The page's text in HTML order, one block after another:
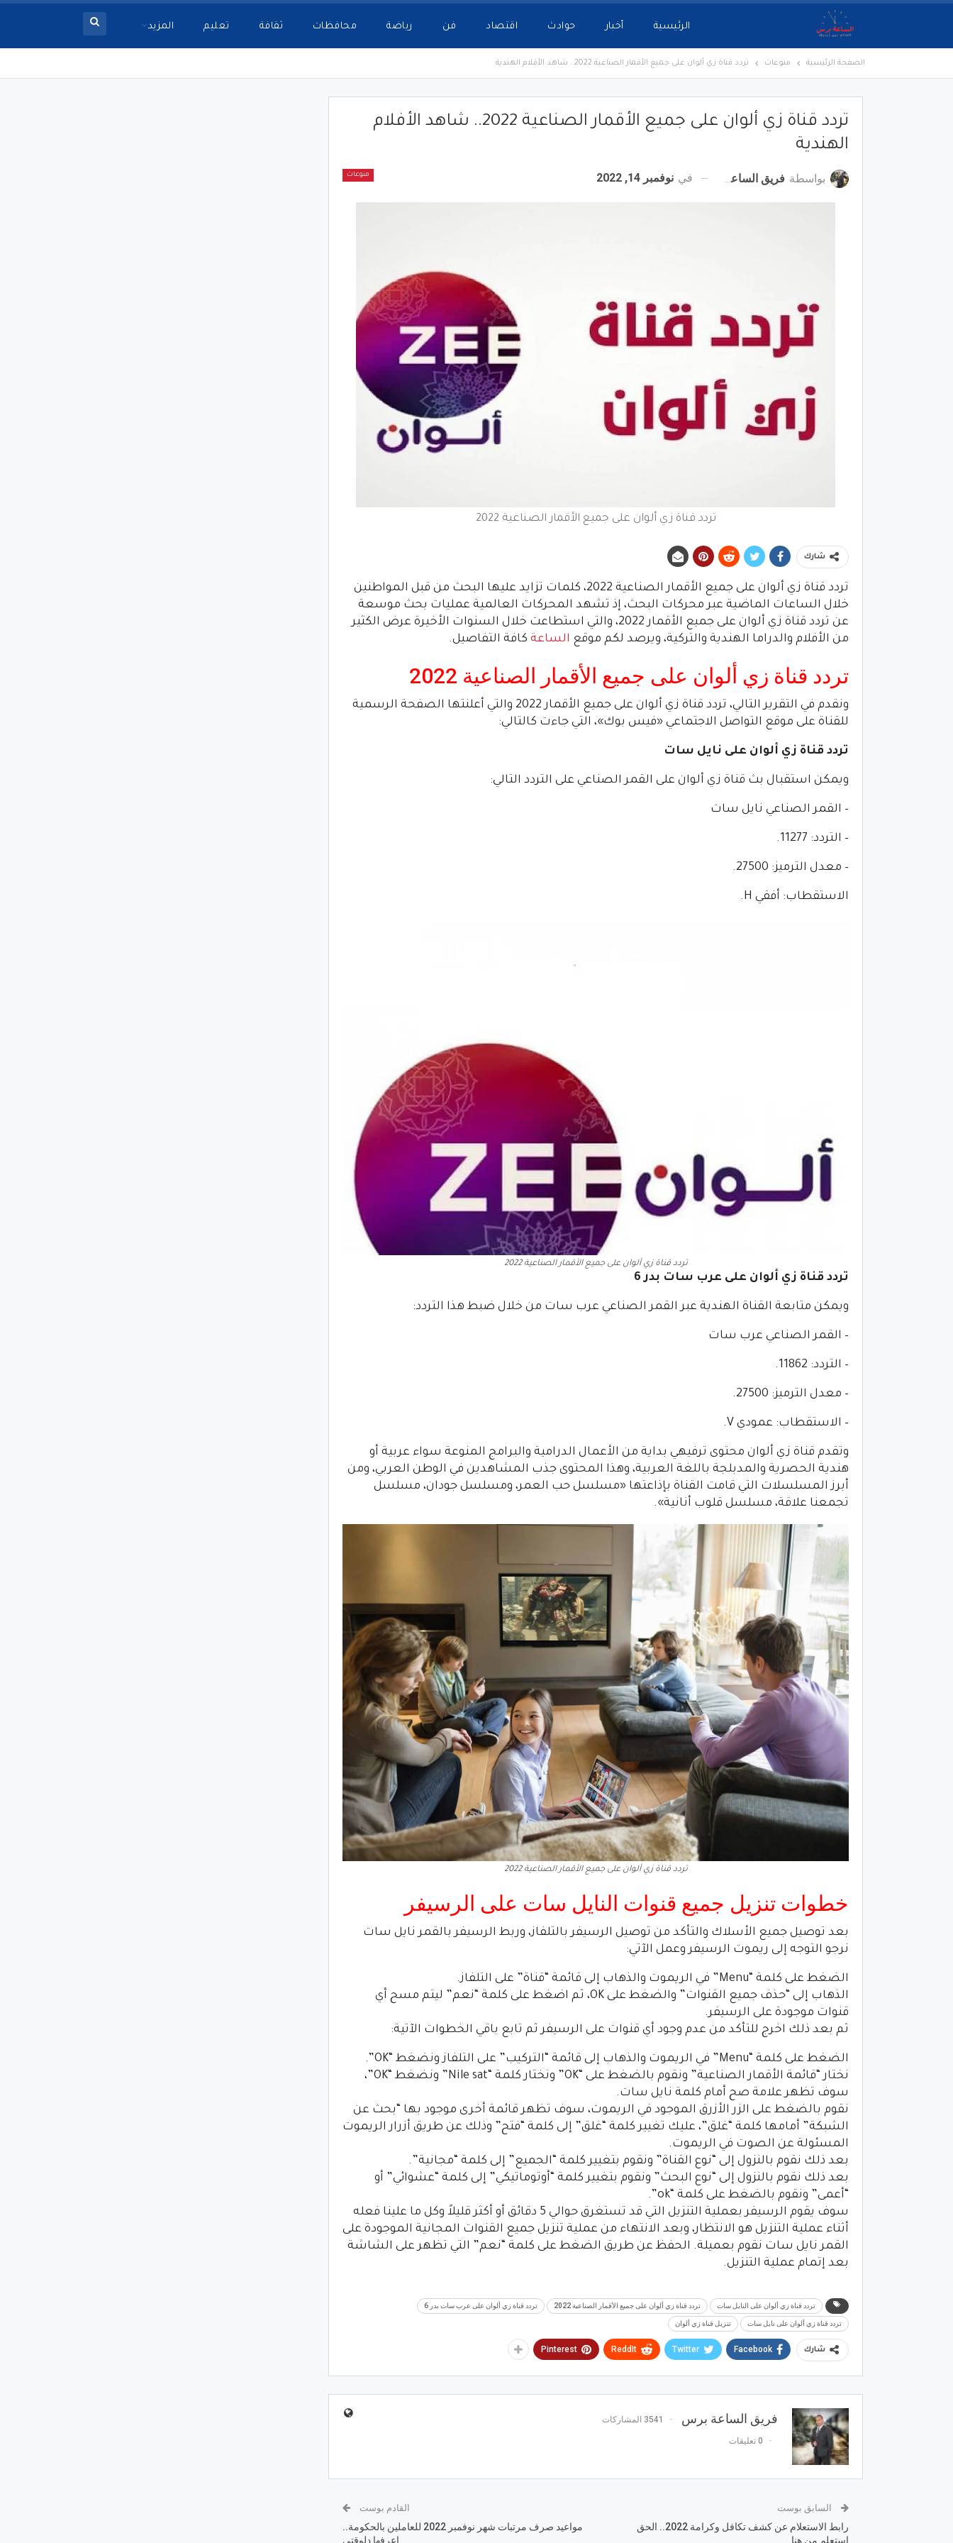
الرئيسية أخبار حوادث اقتصاد فن رياضة محافظات ثقافة تعليم المزيد
الصفحة الرئيسية منوعات تردد قناة زي ألوان على جميع الأقمار الصناعية 2022.. شاهد الأفلام الهندية
تردد قناة زي ألوان على جميع الأقمار الصناعية 2022.. شاهد الأفلام
الهندية
منوعات بواسطة فريق الساعة برس في نوفمبر 14, 2022
تردد قناة زي ألوان على جميع الأقمار الصناعية 2022
شارك
تردد قناة زي ألوان على جميع الأقمار الصناعية 2022، كلمات تزايد عليها البحث من قبل المواطنين
خلال الساعات الماضية عبر محركات البحث، إذ تشهد المحركات العالمية عمليات بحث موسعة
عن تردد قناة زي ألوان على جميع الأقمار 2022، والتي استطاعت خلال السنوات الأخيرة عرض الكثير
من الأفلام والدراما الهندية والتركية، ويرصد لكم موقع الساعة كافة التفاصيل.
تردد قناة زي ألوان على جميع الأقمار الصناعية 2022
ونقدم في التقرير التالي، تردد قناة زي ألوان على جميع الأقمار 2022 والتي أعلنتها الصفحة الرسمية
للقناة على موقع التواصل الاجتماعي «فيس بوك»، التي جاءت كالتالي:
تردد قناة زي ألوان على نايل سات
ويمكن استقبال بث قناة زي ألوان على القمر الصناعي على التردد التالي:
– القمر الصناعي نايل سات
– التردد: 11277.
– معدل الترميز: 27500.
الاستقطاب: أفقي H.
تردد قناة زي ألوان على جميع الأقمار الصناعية 2022
تردد قناة زي ألوان على عرب سات بدر 6
ويمكن متابعة القناة الهندية عبر القمر الصناعي عرب سات من خلال ضبط هذا التردد:
– القمر الصناعي عرب سات
– التردد: 11862.
– معدل الترميز: 27500.
– الاستقطاب: عمودي V.
وتقدم قناة زي ألوان محتوى ترفيهي بداية من الأعمال الدرامية والبرامج المنوعة سواء عربية أو
هندية الحصرية والمدبلجة باللغة العربية، وهذا المحتوى جذب المشاهدين في الوطن العربي، ومن
أبرز المسلسلات التي قامت القناة بإذاعتها «مسلسل حب العمر، ومسلسل جودان، مسلسل
تجمعنا علاقة، مسلسل قلوب أنانية».
تردد قناة زي ألوان على جميع الأقمار الصناعية 2022
خطوات تنزيل جميع قنوات النايل سات على الرسيفر
بعد توصيل جميع الأسلاك والتأكد من توصيل الرسيفر بالتلفاز، وربط الرسيفر بالقمر نايل سات
نرجو التوجه إلى ريموت الرسيفر وعمل الآتي:
الضغط على كلمة “Menu” في الريموت والذهاب إلى قائمة “قناة” على التلفاز.
الذهاب إلى “حذف جميع القنوات” والضغط على OK، ثم اضغط على كلمة “نعم” ليتم مسح أي
قنوات موجودة على الرسيفر.
ثم بعد ذلك اخرج للتأكد من عدم وجود أي قنوات على الرسيفر ثم تابع باقي الخطوات الآتية:
الضغط على كلمة “Menu” في الريموت والذهاب إلى قائمة “التركيب” على التلفاز ونضغط “OK”.
نختار “قائمة الأقمار الصناعية” ونقوم بالضغط على “OK” ونختار كلمة “Nile sat” ونضغط “OK”،
سوف تظهر علامة صح أمام كلمة نايل سات.
نقوم بالضغط على الزر الأزرق الموجود في الريموت، سوف تظهر قائمة أخرى موجود بها “بحث عن
الشبكة” أمامها كلمة “غلق”، عليك تغيير كلمة “غلق” إلى كلمة “فتح” وذلك عن طريق أزرار الريموت
المسئولة عن الصوت في الريموت.
بعد ذلك نقوم بالنزول إلى “نوع القناة” ونقوم بتغيير كلمة “الجميع” إلى كلمة “مجانية”.
بعد ذلك نقوم بالنزول إلى “نوع البحث” ونقوم بتغيير كلمة “أوتوماتيكي” إلى كلمة “عشوائي” أو
“أعمى” ونقوم بالضغط على كلمة “ok”.
سوف يقوم الرسيفر بعملية التنزيل التي قد تستغرق حوالي 5 دقائق أو أكثر قليلاً وكل ما علينا فعله
أثناء عملية التنزيل هو الانتظار، وبعد الانتهاء من عملية تنزيل جميع القنوات المجانية الموجودة على
القمر نايل سات نقوم بعميلة. الحفظ عن طريق الضغط على كلمة “نعم” التي تظهر على الشاشة
بعد إتمام عملية التنزيل.
تردد قناة زي ألوان على النايل سات تردد قناة زي ألوان على جميع الأقمار الصناعية 2022 تردد قناة زي ألوان على عرب سات بدر 6
تردد قناة زي ألوان على نايل سات تنزيل قناة زي ألوان
شارك Facebook
Twitter
ReddIt
Pinterest
فريق الساعة برس 3541 المشاركات
0 تعليقات
السابق بوست
رابط الاستعلام عن كشف تكافل وكرامة 2022.. الحق
استعلم من هنا
القادم بوست
مواعيد صرف مرتبات شهر نوفمبر 2022 للعاملين بالحكومة..
اعرفها دلوقتي